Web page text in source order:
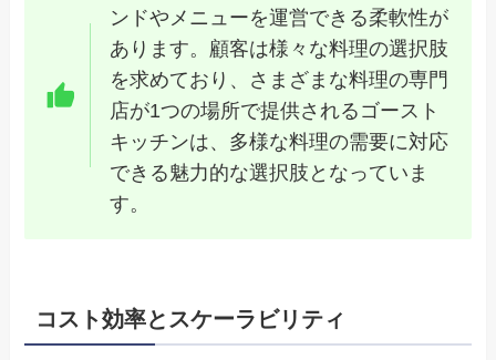
ンドやメニューを運営できる柔軟性が
あります。顧客は様々な料理の選択肢
を求めており、さまざまな料理の専門
店が1つの場所で提供されるゴースト
キッチンは、多様な料理の需要に対応
できる魅力的な選択肢となっていま
す。
コスト効率とスケーラビリティ